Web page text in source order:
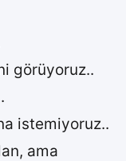
görüyoruz..
istemiyoruz..
ama